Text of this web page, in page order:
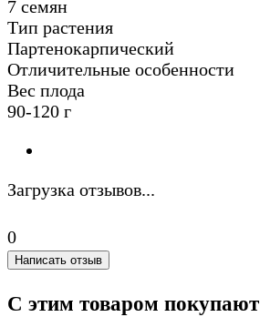
7 семян
Тип растения
Партенокарпический
Отличительные особенности
Вес плода
90-120 г
Загрузка отзывов...
0
Написать отзыв
С этим товаром покупают